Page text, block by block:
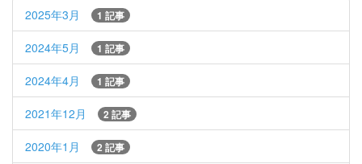
2025年3月 1 記事
2024年5月 1 記事
2024年4月 1 記事
2021年12月 2 記事
2020年1月 2 記事